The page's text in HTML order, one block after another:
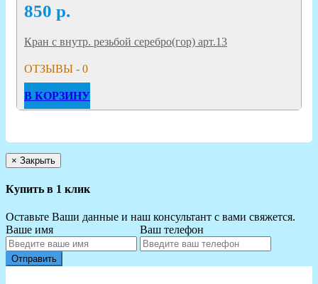
850 р.
Кран с внутр. резьбой серебро(гор) арт.13
ОТЗЫВЫ - 0
В КОРЗИНУ
× Закрыть
Купить в 1 клик
Оставьте Ваши данные и наш консультант с вами свяжется.
Ваше имя
Ваш телефон
Отправить